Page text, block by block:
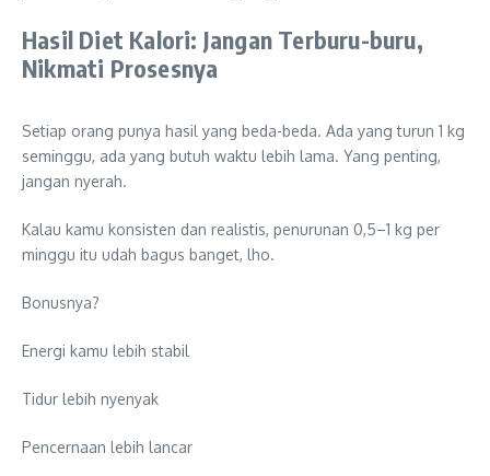
Hasil Diet Kalori: Jangan Terburu-buru,
Nikmati Prosesnya
Setiap orang punya hasil yang beda-beda. Ada yang turun 1 kg
seminggu, ada yang butuh waktu lebih lama. Yang penting,
jangan nyerah.
Kalau kamu konsisten dan realistis, penurunan 0,5–1 kg per
minggu itu udah bagus banget, lho.
Bonusnya?
Energi kamu lebih stabil
Tidur lebih nyenyak
Pencernaan lebih lancar